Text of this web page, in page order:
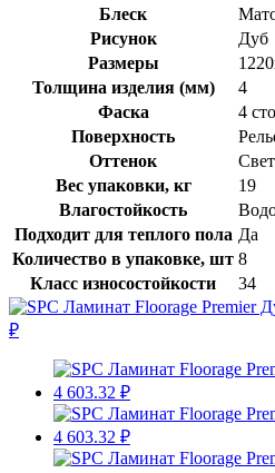
Блеск
Рисунок
Дуб
Размеры
Толщина изделия (мм)
4
Фаска
4
Поверхность
Оттенок
Вес упаковки, кг
19
Влагостойкость
Подходит для теплого пола Да
Количество в упаковке, шт 8
Класс износостойкости
34